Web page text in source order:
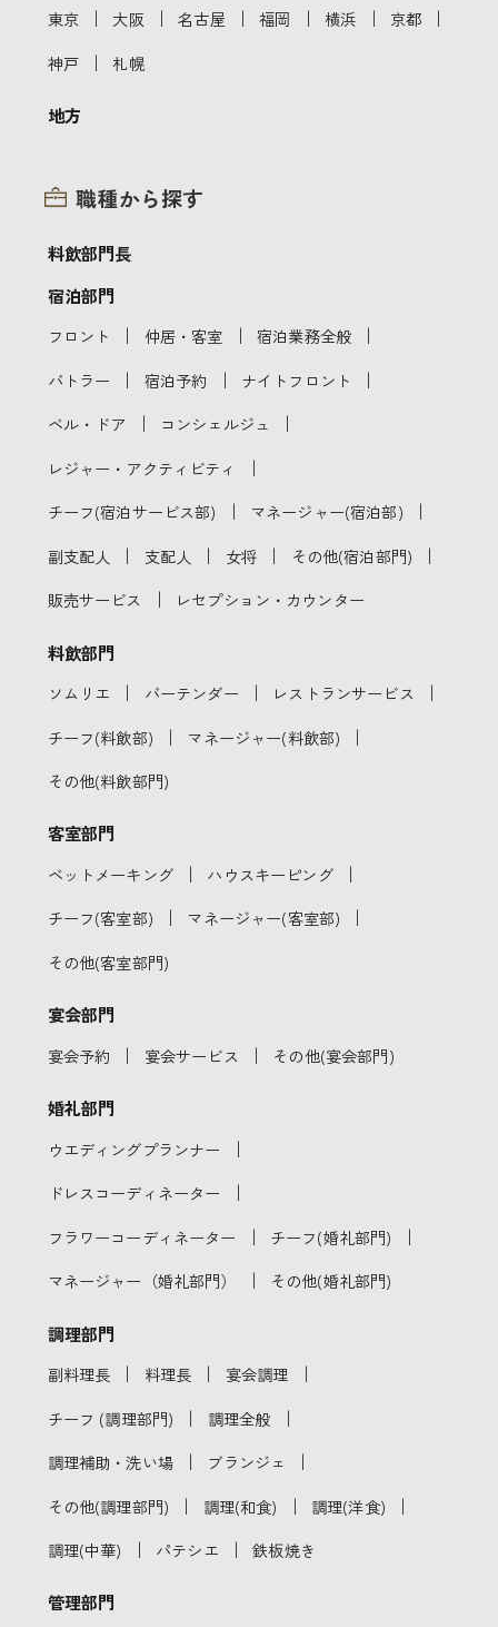
東京 ｜ 大阪 ｜ 名古屋 ｜ 福岡 ｜ 横浜 ｜ 京都 ｜
神戸 ｜ 札幌
地方
職種から探す
料飲部門長
宿泊部門
フロント ｜ 仲居・客室 ｜ 宿泊業務全般 ｜
バトラー ｜ 宿泊予約 ｜ ナイトフロント ｜
ベル・ドア ｜ コンシェルジュ ｜
レジャー・アクティビティ ｜
チーフ(宿泊サービス部) ｜ マネージャー(宿泊部) ｜
副支配人 ｜ 支配人 ｜ 女将 ｜ その他(宿泊部門) ｜
販売サービス ｜ レセプション・カウンター
料飲部門
ソムリエ ｜ バーテンダー ｜ レストランサービス ｜
チーフ(料飲部) ｜ マネージャー(料飲部) ｜
その他(料飲部門)
客室部門
ベットメーキング ｜ ハウスキーピング ｜
チーフ(客室部) ｜ マネージャー(客室部) ｜
その他(客室部門)
宴会部門
宴会予約 ｜ 宴会サービス ｜ その他(宴会部門)
婚礼部門
ウエディングプランナー ｜
ドレスコーディネーター ｜
フラワーコーディネーター ｜ チーフ(婚礼部門) ｜
マネージャー（婚礼部門） ｜ その他(婚礼部門)
調理部門
副料理長 ｜ 料理長 ｜ 宴会調理 ｜
チーフ (調理部門) ｜ 調理全般 ｜
調理補助・洗い場 ｜ ブランジェ ｜
その他(調理部門) ｜ 調理(和食) ｜ 調理(洋食) ｜
調理(中華) ｜ パテシエ ｜ 鉄板焼き
管理部門